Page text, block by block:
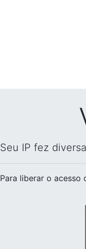
Seu IP fez
Para liberar o acesso